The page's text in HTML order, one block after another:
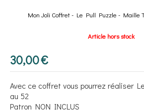
Mon Joli Coffret - Le Pull Puzzle - Maille
30,00€
Article hors stock
Avec ce coffret vous pourrez réaliser
au 52
Patron NON INCLUS